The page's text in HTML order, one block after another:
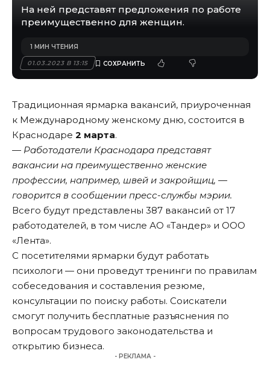
На ней представят предложения по работе
преимущественно для женщин.
01.03.2023 В 13:15
1 МИН ЧТЕНИЯ
Традиционная ярмарка вакансий, приуроченная
к Международному женскому дню, состоится в
Краснодаре 2 марта.
— Работодатели Краснодара представят
вакансии на преимущественно женские
профессии, например, швей и закройщиц, —
говорится в сообщении пресс-службы мэрии.
Всего будут представлены 387 вакансий от 17
работодателей, в том числе АО «Тандер» и ООО
«Лента».
С посетителями ярмарки будут работать
психологи — они проведут тренинги по правилам
собеседования и составления резюме,
консультации по поиску работы. Соискатели
смогут получить бесплатные разъяснения по
вопросам трудового законодательства и
открытию бизнеса.
- РЕКЛАМА -